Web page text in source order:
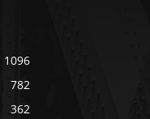
1096
782
362